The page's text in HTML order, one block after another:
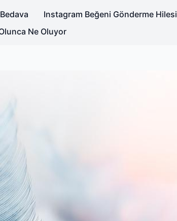
Instagram Beğeni Gönderme Hilesi
Ne Oluyor